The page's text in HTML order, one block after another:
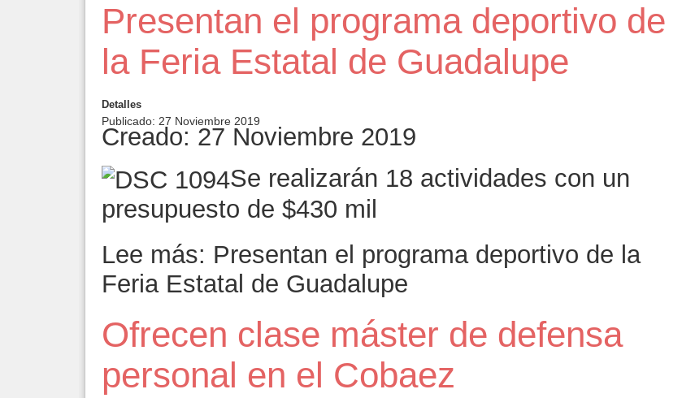
Presentan el programa deportivo de
la Feria Estatal de Guadalupe
Detalles
Publicado: 27 Noviembre 2019
Creado: 27 Noviembre 2019
Se realizarán 18 actividades con un
presupuesto de $430 mil
Lee más: Presentan el programa deportivo de la
Feria Estatal de Guadalupe
Ofrecen clase máster de defensa
personal en el Cobaez